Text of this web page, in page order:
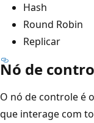
Hash
Round Robin
Replicar
Nó de
O nó de controle é
que interage com